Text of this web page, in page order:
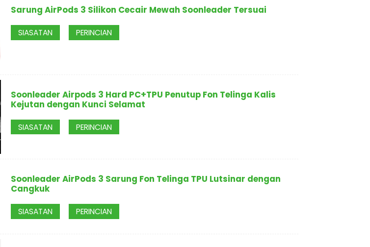
Sarung AirPods 3 Silikon Cecair Mewah Soonleader Tersuai
SIASATAN PERINCIAN
Soonleader Airpods 3 Hard PC+TPU Penutup Fon Telinga Kalis
Kejutan dengan Kunci Selamat
SIASATAN PERINCIAN
Soonleader AirPods 3 Sarung Fon Telinga TPU Lutsinar dengan
Cangkuk
SIASATAN PERINCIAN